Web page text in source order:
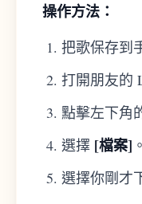
操作方法：
把歌保存到
打開朋友的
點擊左下角
選擇 [檔案] 。
選擇你剛才